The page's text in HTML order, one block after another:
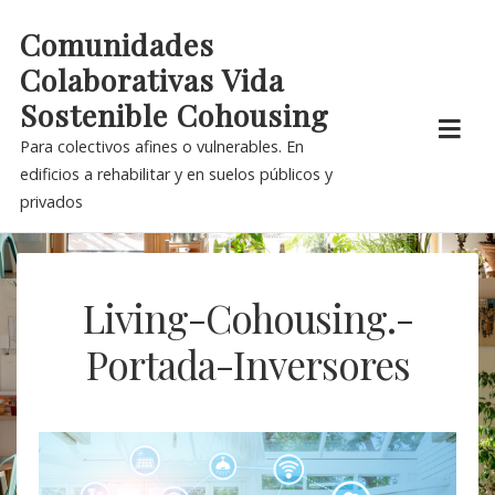
content
Comunidades
Colaborativas Vida
Sostenible Cohousing
Para colectivos afines o vulnerables. En
edificios a rehabilitar y en suelos públicos y
privados
Living-Cohousing.-
Portada-Inversores